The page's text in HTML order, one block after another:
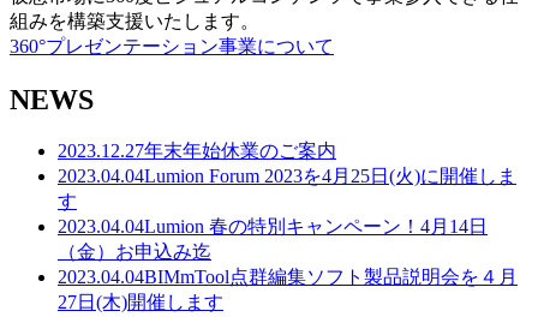
組みを構築支援いたします。
360°プレゼンテーション事業について
NEWS
2023.12.27年末年始休業のご案内
2023.04.04Lumion Forum 2023を4月25日(火)に開催しま
す
2023.04.04Lumion 春の特別キャンペーン！4月14日
（金）お申込み迄
2023.04.04BIMmTool点群編集ソフト製品説明会を４月
27日(木)開催します